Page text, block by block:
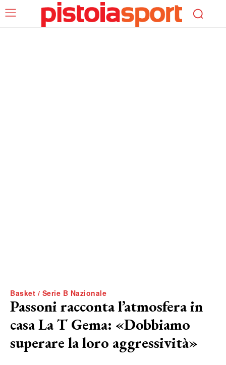
Basket / Serie B Nazionale
Passoni racconta l’atmosfera in
casa La T Gema: «Dobbiamo
superare la loro aggressività»